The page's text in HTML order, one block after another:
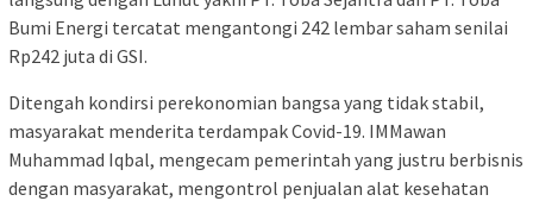
Bumi Energi tercatat mengantongi 242 lembar saham senilai
Rp242 juta di GSI.
Ditengah kondirsi perekonomian bangsa yang tidak stabil,
masyarakat menderita terdampak Covid-19. IMMawan
Muhammad Iqbal, mengecam pemerintah yang justru berbisnis
dengan masyarakat, mengontrol penjualan alat kesehatan